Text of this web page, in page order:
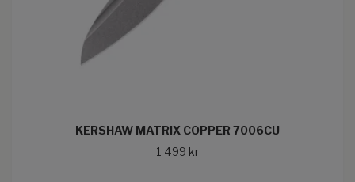
KERSHAW MATRIX COPPER 7006CU
1 499 kr